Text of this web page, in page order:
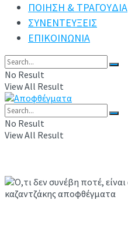
ΠΟΙΗΣΗ & ΤΡΑΓΟΥΔΙΑ
ΣΥΝΕΝΤΕΥΞΕΙΣ
ΕΠΙΚΟΙΝΩΝΙΑ
No Result
View All Result
No Result
View All Result